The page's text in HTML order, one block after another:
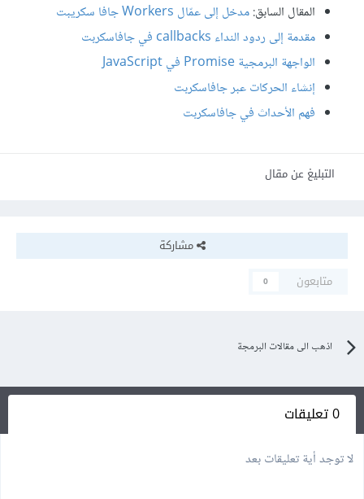
المقال السابق:مدخل إلى عمّال Workers جافا سكريبت
مقدمة إلى ردود النداء callbacks في جافاسكربت
الواجهة البرمجية Promise في JavaScript
إنشاء الحركات عبر جافاسكربت
فهم الأحداث في جافاسكربت
التبليغ عن مقال
مشاركة
متابعون
0
اذهب الى مقالات البرمجة
0 تعليقات
لا توجد أية تعليقات بعد